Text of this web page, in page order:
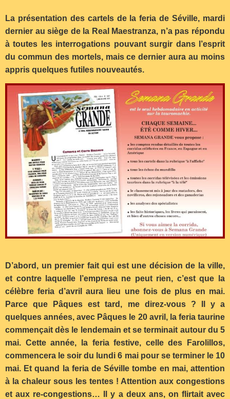
La présentation des cartels de la feria de Séville, mardi
dernier au siège de la Real Maestranza, n’a pas répondu
à toutes les interrogations pouvant surgir dans l’esprit
du commun des mortels, mais ce dernier aura au moins
appris quelques futiles nouveautés.
D’abord, un premier fait qui est une décision de la ville,
et contre laquelle l’empresa ne peut rien, c’est que la
célèbre feria d’avril aura lieu une fois de plus en mai.
Parce que Pâques est tard, me direz-vous ? Il y a
quelques années, avec Pâques le 20 avril, la feria taurine
commençait dès le lendemain et se terminait autour du 5
mai. Cette année, la feria festive, celle des Farolillos,
commencera le soir du lundi 6 mai pour se terminer le 10
mai. Et quand la feria de Séville tombe en mai, attention
à la chaleur sous les tentes ! Attention aux congestions
et aux re-congestions… Il y a deux ans, on flirtait avec